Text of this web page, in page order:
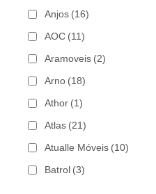
Anjos (16)
AOC (11)
Aramoveis (2)
Arno (18)
Athor (1)
Atlas (21)
Atualle Móveis (10)
Batrol (3)